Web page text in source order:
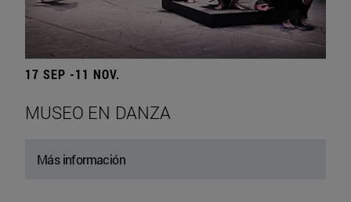
17 SEP -11 NOV.
MUSEO EN DANZA
Más información